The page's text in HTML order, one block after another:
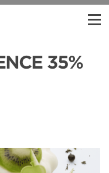
35%